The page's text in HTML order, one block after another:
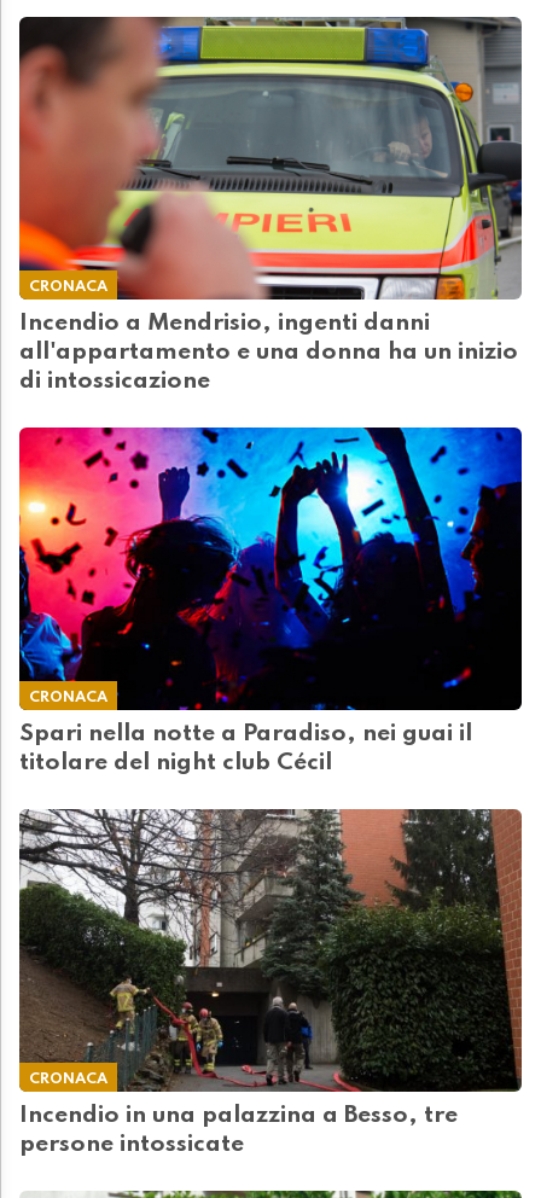
CRONACA
Incendio a Mendrisio, ingenti danni
all'appartamento e una donna ha un inizio
di intossicazione
CRONACA
Spari nella notte a Paradiso, nei guai il
titolare del night club Cécil
CRONACA
Incendio in una palazzina a Besso, tre
persone intossicate